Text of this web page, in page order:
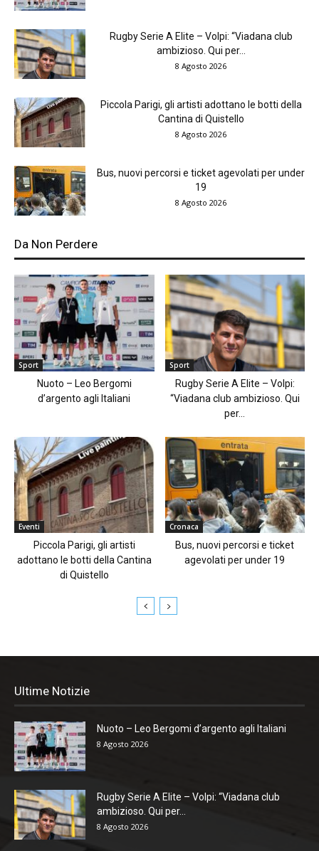
Rugby Serie A Elite – Volpi: “Viadana club
ambizioso. Qui per...
8 Agosto 2026
Piccola Parigi, gli artisti adottano le botti della
Cantina di Quistello
8 Agosto 2026
Bus, nuovi percorsi e ticket agevolati per under
19
8 Agosto 2026
Da Non Perdere
Sport
Nuoto – Leo Bergomi
d’argento agli Italiani
Sport
Rugby Serie A Elite – Volpi:
“Viadana club ambizioso. Qui
per...
Eventi
Piccola Parigi, gli artisti
adottano le botti della Cantina
di Quistello
Cronaca
Bus, nuovi percorsi e ticket
agevolati per under 19
Ultime Notizie
Nuoto – Leo Bergomi d’argento agli Italiani
8 Agosto 2026
Rugby Serie A Elite – Volpi: “Viadana club
ambizioso. Qui per...
8 Agosto 2026